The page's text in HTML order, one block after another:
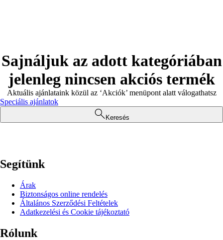
Sajnáljuk az adott kategóriában
jelenleg nincsen akciós termék
Aktuális ajánlataink közül az ‘Akciók’ menüpont alatt válogathatsz
Speciális ajánlatok
Keresés
Segítünk
Árak
Biztonságos online rendelés
Általános Szerződési Feltételek
Adatkezelési és Cookie tájékoztató
Rólunk